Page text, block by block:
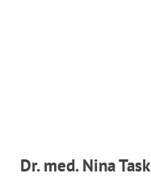
Dr. med. Nina Task